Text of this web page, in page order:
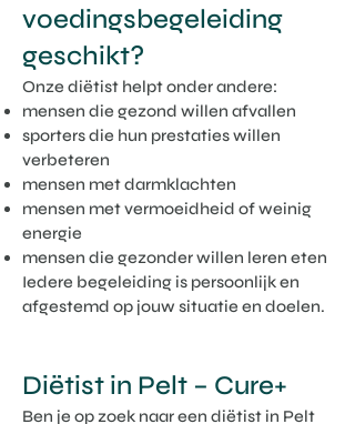
voedingsbegeleiding
geschikt?
Onze diëtist helpt onder andere:
mensen die gezond willen afvallen
sporters die hun prestaties willen
verbeteren
mensen met darmklachten
mensen met vermoeidheid of weinig
energie
mensen die gezonder willen leren eten
Iedere begeleiding is persoonlijk en
afgestemd op jouw situatie en doelen.
Diëtist in Pelt – Cure+
Ben je op zoek naar een diëtist in Pelt